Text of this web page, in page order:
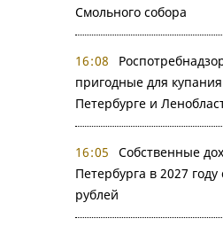
Смольного собора
16:08
пригодные для
Петербурге и
16:05
Собственные
Петербурга в 2027 году
рублей